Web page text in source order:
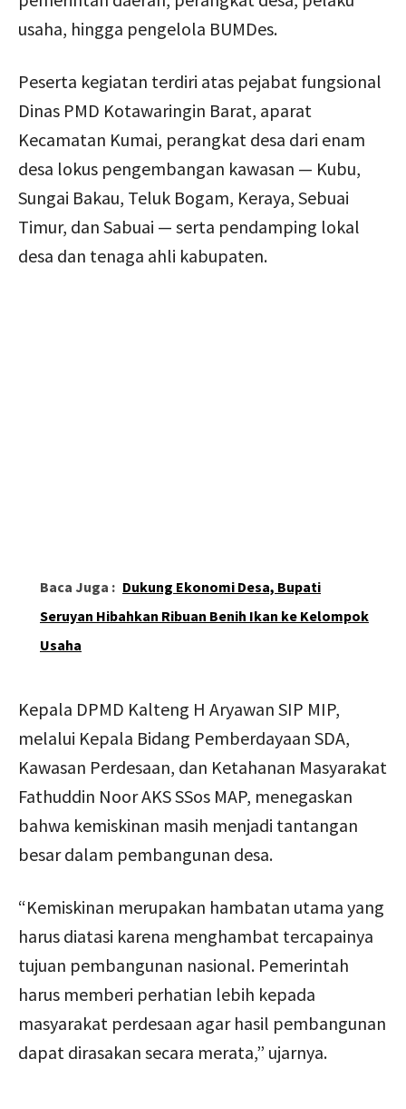
usaha, hingga pengelola BUMDes.
Peserta kegiatan terdiri atas pejabat fungsional
Dinas PMD Kotawaringin Barat, aparat
Kecamatan Kumai, perangkat desa dari enam
desa lokus pengembangan kawasan — Kubu,
Sungai Bakau, Teluk Bogam, Keraya, Sebuai
Timur, dan Sabuai — serta pendamping lokal
desa dan tenaga ahli kabupaten.
Baca Juga : Dukung Ekonomi Desa, Bupati
Seruyan Hibahkan Ribuan Benih Ikan ke Kelompok
Usaha
Kepala DPMD Kalteng H Aryawan SIP MIP,
melalui Kepala Bidang Pemberdayaan SDA,
Kawasan Perdesaan, dan Ketahanan Masyarakat
Fathuddin Noor AKS SSos MAP, menegaskan
bahwa kemiskinan masih menjadi tantangan
besar dalam pembangunan desa.
“Kemiskinan merupakan hambatan utama yang
harus diatasi karena menghambat tercapainya
tujuan pembangunan nasional. Pemerintah
harus memberi perhatian lebih kepada
masyarakat perdesaan agar hasil pembangunan
dapat dirasakan secara merata,” ujarnya.